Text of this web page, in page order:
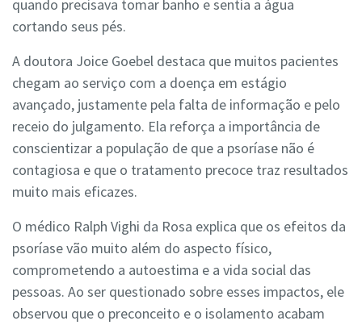
quando precisava tomar banho e sentia a água
cortando seus pés.
A doutora Joice Goebel destaca que muitos pacientes
chegam ao serviço com a doença em estágio
avançado, justamente pela falta de informação e pelo
receio do julgamento. Ela reforça a importância de
conscientizar a população de que a psoríase não é
contagiosa e que o tratamento precoce traz resultados
muito mais eficazes.
O médico Ralph Vighi da Rosa explica que os efeitos da
psoríase vão muito além do aspecto físico,
comprometendo a autoestima e a vida social das
pessoas. Ao ser questionado sobre esses impactos, ele
observou que o preconceito e o isolamento acabam